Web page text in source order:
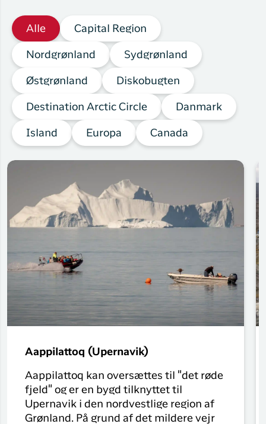
Alle Capital Region
Nordgrønland Sydgrønland
Østgrønland Diskobugten
Destination Arctic Circle Danmark
Island Europa Canada
Aappilattoq (Upernavik)
Aappilattoq kan oversættes til "det røde
fjeld" og er en bygd tilknyttet til
Upernavik i den nordvestlige region af
Grønland. På grund af det mildere vejr